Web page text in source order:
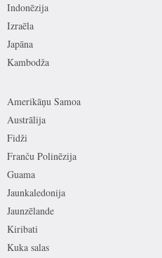
Indonēzija
Izraēla
Japāna
Kambodža
Amerikāņu Samoa
Austrālija
Fidži
Franču Polinēzija
Guama
Jaunkaledonija
Jaunzēlande
Kiribati
Kuka salas